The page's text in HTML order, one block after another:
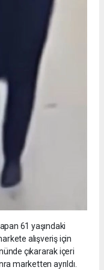
61 yaşındaki
alışveriş için
çıkararak içeri
marketten ayrıldı.